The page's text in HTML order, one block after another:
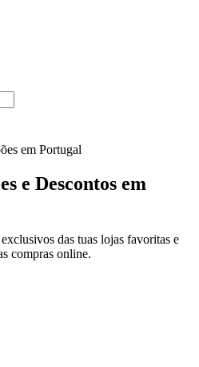
em Portugal
e Descontos em
das tuas lojas favoritas e
compras online.